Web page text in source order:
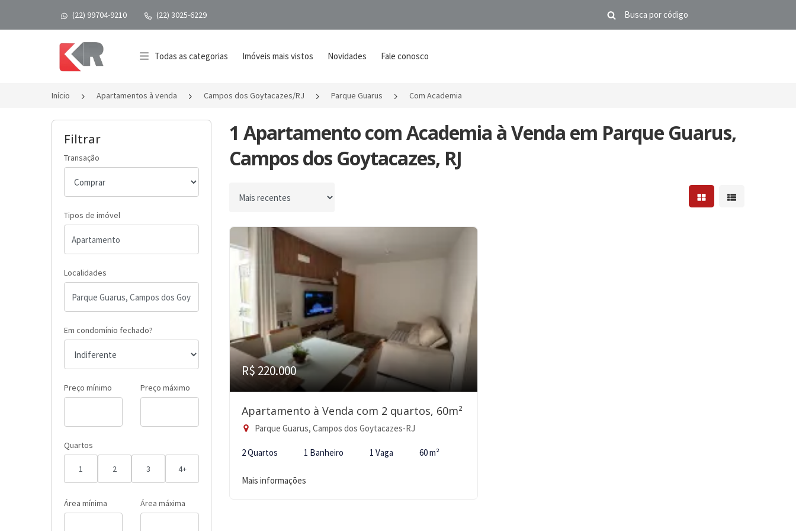
(22) 99704-9210 (22) 3025-6229
Página inicial
Todas as categorias Imóveis mais vistos Novidades Fale conosco
Início Apartamentos à venda Campos dos Goytacazes/RJ Parque Guarus Com Academia
Filtrar
Transação
Tipos de imóvel
Localidades
Em condomínio fechado?
Preço mínimo Preço máximo
Quartos
1 2 3 4+
Área mínima Área máxima
1 Apartamento com Academia à Venda em Parque Guarus,
Campos dos Goytacazes, RJ
Ordenar por Mostrar resultados em
Mostrar
R$ 220.000
Apartamento à Venda com 2 quartos, 60m²
Parque Guarus, Campos dos Goytacazes-RJ
2 Quartos 1 Banheiro 1 Vaga 60 m²
Mais informações